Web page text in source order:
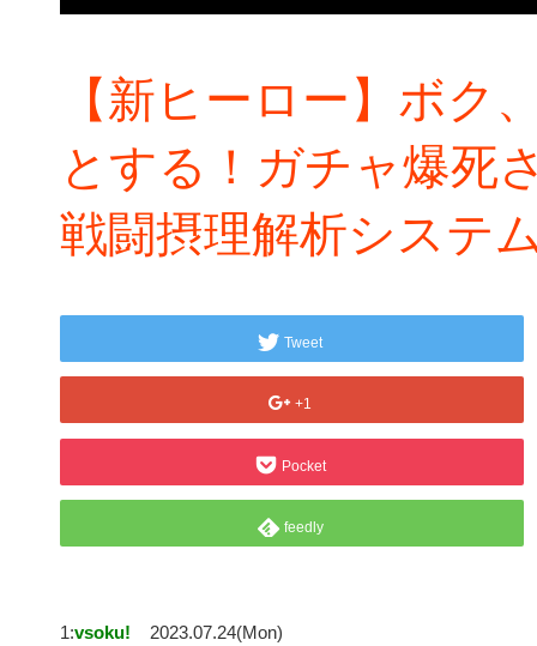
【新ヒーロー】ボク
とする！ガチャ爆死
戦闘摂理解析システ
Tweet
+1
Pocket
feedly
1:vsoku!
2023.07.24(Mon)